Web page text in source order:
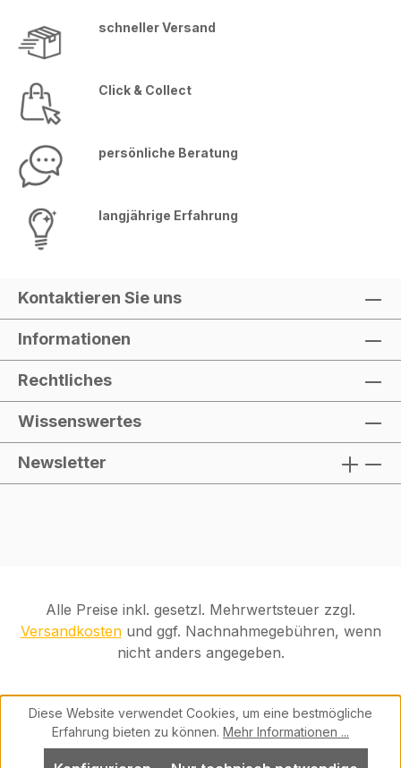
schneller Versand
Click & Collect
persönliche Beratung
langjährige Erfahrung
Kontaktieren Sie uns
Informationen
Rechtliches
Wissenswertes
Newsletter
Alle Preise inkl. gesetzl. Mehrwertsteuer zzgl.
Versandkostenund ggf. Nachnahmegebühren, wenn
nicht anders angegeben.
Diese Website verwendet Cookies, um eine bestmögliche
Erfahrung bieten zu können. Mehr Informationen ...